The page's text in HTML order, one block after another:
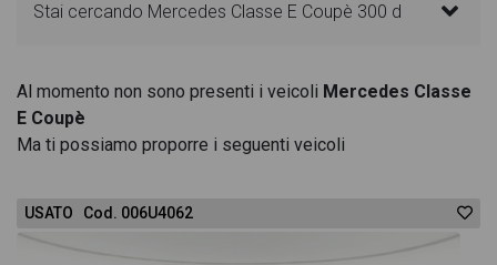
Stai cercando Mercedes Classe E Coupè 300 d
migliori offerte per acquistare un veicolo Mercedes
sempre aggiornate in modo da aiutarti a scegliere
Al momento non sono presenti i veicoli Mercedes Classe
E Coupè
Ma ti possiamo proporre i seguenti veicoli
USATO Cod. 006U4062